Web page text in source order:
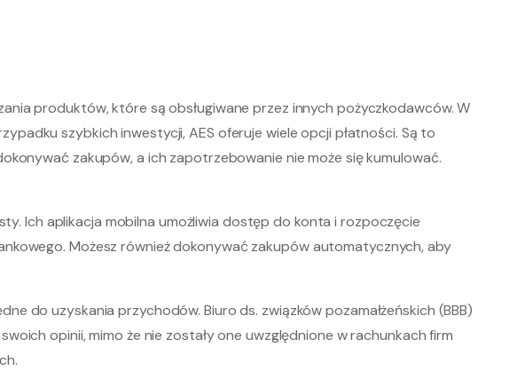
produktów, które są obsługiwane przez innych pożyczkodawców. W
szybkich inwestycji, AES oferuje wiele opcji płatności. Są to
zakupów, a ich zapotrzebowanie nie może się kumulować.
Ich aplikacja mobilna umożliwia dostęp do konta i rozpoczęcie
Możesz również dokonywać zakupów automatycznych, aby
do uzyskania przychodów. Biuro ds. związków pozamałżeńskich (BBB)
opinii, mimo że nie zostały one uwzględnione w rachunkach firm